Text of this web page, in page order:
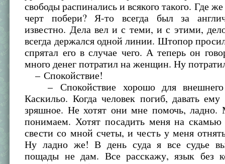
свободы распинались и всякого такого. Где
черт побери? Я-то всегда был за
известно. Дела вел и с теми, и с этими,
всегда держался одной линии. Штопор
спрятал его в случае чего. А теперь он
много денег потратил на женщин. Ну
– Спокойствие!
– Спокойствие хорошо для внешнего
Каскильо. Когда человек погиб, давать
зряшное. Не хотят они мне помочь, ладно.
понимаем. Хотят посадить меня на
свести со мной счеты, и честь у меня
Ну ладно же! В день суда я все судье
пощады не дам. Все расскажу, язык без